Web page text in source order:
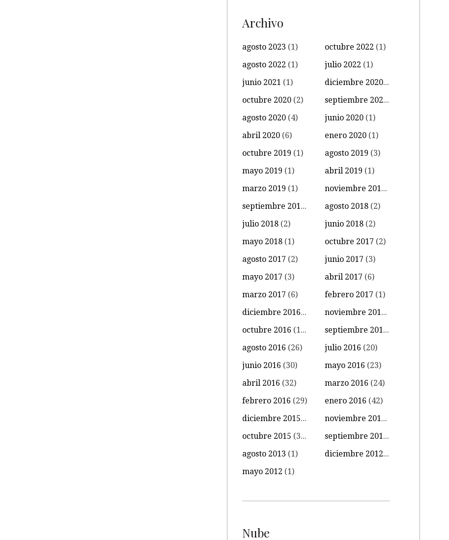
Archivo
agosto 2023 (1) octubre 2022 (1)
agosto 2022 (1) julio 2022 (1)
junio 2021 (1) diciembre 2020
(1)
octubre 2020(2) septiembre 2020(3)
agosto 2020(4) junio 2020 (1)
abril 2020(6) enero 2020 (1)
octubre 2019 (1) agosto 2019 (3)
mayo 2019 (1) abril 2019 (1)
marzo 2019 (1) noviembre 2018(2)
septiembre 2018(1) agosto 2018 (2)
julio 2018(2) junio 2018 (2)
mayo 2018(1) octubre 2017 (2)
agosto 2017 (2) junio 2017 (3)
mayo 2017 (3) abril 2017 (6)
marzo 2017 (6) febrero 2017 (1)
diciembre 2016
(4) noviembre 2016(11)
octubre 2016 (14) septiembre 2016(18)
agosto 2016 (26) julio 2016 (20)
junio 2016 (30) mayo 2016 (23)
abril 2016 (32) marzo 2016 (24)
febrero 2016 (29) enero 2016 (42)
diciembre 2015
(39) noviembre 2015(18)
octubre 2015 (34) septiembre 2015(15)
agosto 2013 (1) diciembre 2012
(1)
mayo 2012 (1)
Nube